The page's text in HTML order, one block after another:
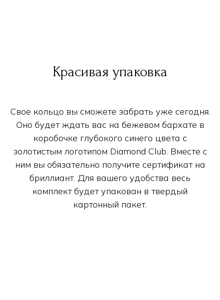
Красивая упаковка
Свое кольцо вы сможете забрать уже сегодня.
Оно будет ждать вас на бежевом бархате в
коробочке глубокого синего цвета с
золотистым логотипом Diamond Club. Вместе с
ним вы обязательно получите сертификат на
бриллиант. Для вашего удобства весь
комплект будет упакован в твердый
картонный пакет.